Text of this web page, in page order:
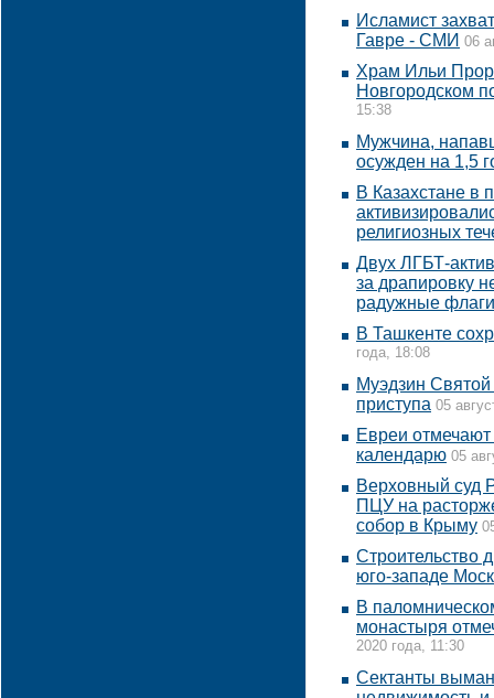
Исламист
Гавре - СМИ 06
Храм Ильи
Новгородском
15:38
Мужчина,
осужден на 1,5
В Казахстане в
религиозных
Двух ЛГБТ-
за драпировку
радужные флаги
В Ташкенте
года, 18:08
Муэдзин
приступа 05
Евреи
календарю 05
Верховный суд
ПЦУ на
собор в Крыму
Строительство
юго-западе
В
монастыря
2020 года, 11:30
Сектанты